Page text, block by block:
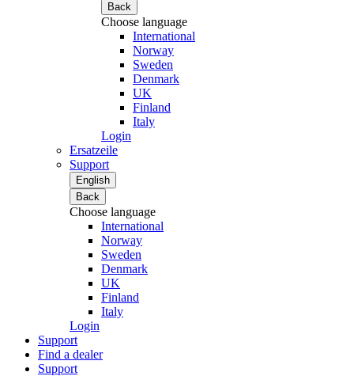
Back
Choose language
International
Norway
Sweden
Denmark
UK
Finland
Italy
Login
Ersatzeile
Support
English
Back
Choose language
International
Norway
Sweden
Denmark
UK
Finland
Italy
Login
Support
Find a dealer
Support